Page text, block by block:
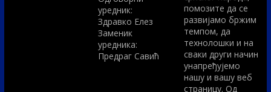
уредник:
Здравко Елез
Заменик
уредника:
Предраг Савић
помозите да се
развијамо бржим
темпом, да
технолошки и на
сваки други начин
унапређујемо
нашу и вашу веб
страницу. Од